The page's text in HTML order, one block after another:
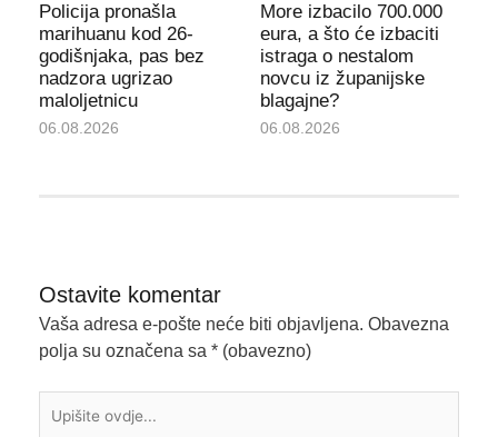
Policija pronašla
marihuanu kod 26-
godišnjaka, pas bez
nadzora ugrizao
maloljetnicu
06.08.2026
More izbacilo 700.000
eura, a što će izbaciti
istraga o nestalom
novcu iz županijske
blagajne?
06.08.2026
Ostavite komentar
Vaša adresa e-pošte neće biti objavljena. Obavezna
polja su označena sa * (obavezno)
ovdje...